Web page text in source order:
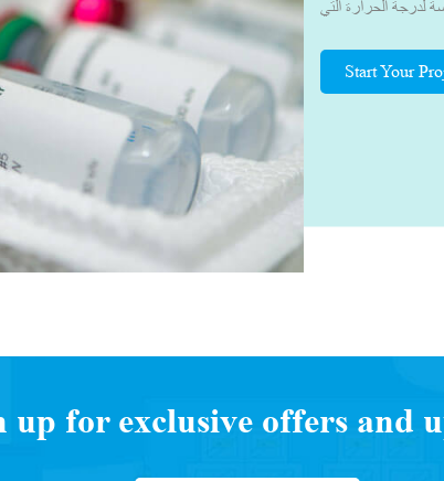
لدرجة الحرارة التي
بفضل معرفتنا في مجال
يضمن النقل الآمن
Start Your
up for exclusive offers and